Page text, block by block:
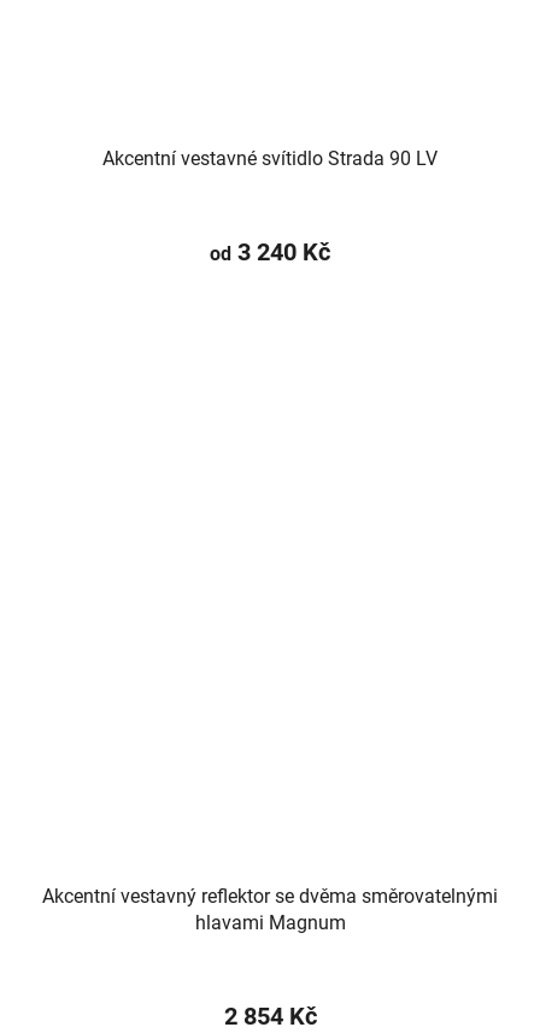
Akcentní vestavné svítidlo Strada 90 LV
od 3 240 Kč
Akcentní vestavný reflektor se dvěma směrovatelnými
hlavami Magnum
2 854 Kč